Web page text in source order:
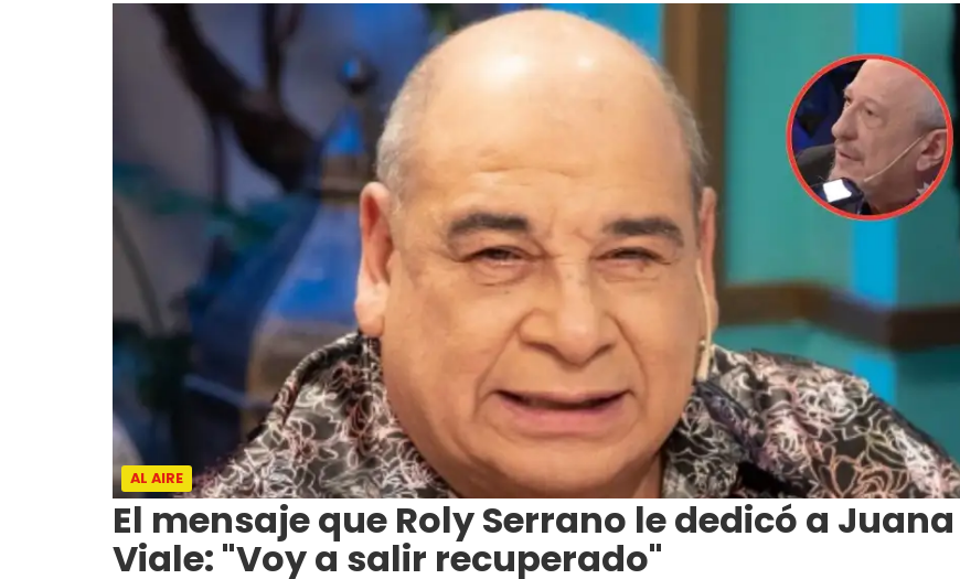
AL AIRE
El mensaje que Roly Serrano le dedicó a Juana
Viale: "Voy a salir recuperado"